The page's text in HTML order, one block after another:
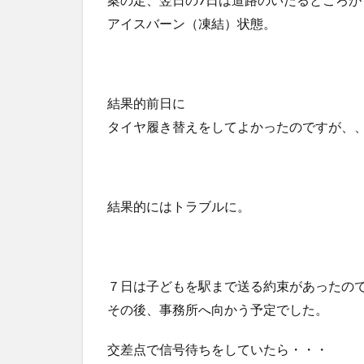
アイスバーン（凍結）状態。
結果的前日に
タイヤ履き替えをしてよかったのですが、
結果的にはトラブルに。
７日は子どもを駅まで送る約束があったの
その後、事務所へ向かう予定でした。
交差点で信号待ちをしていたら・・・